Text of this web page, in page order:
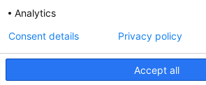
De grootste kennisbank van het HBO
Analytics
Accept all
Consent details Privacy policy